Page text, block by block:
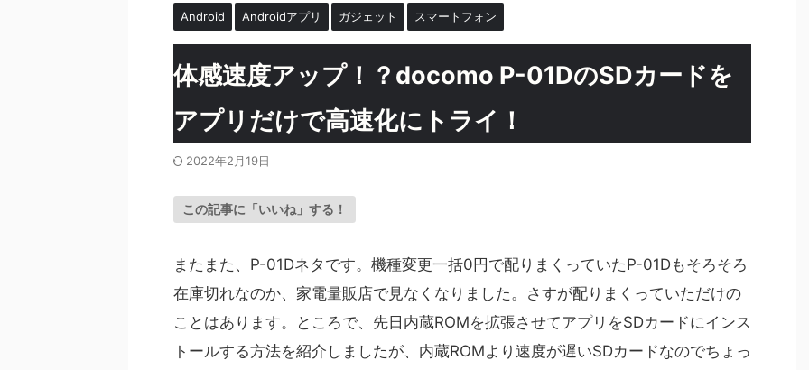
Android Androidアプリ ガジェット スマートフォン
体感速度アップ！？docomo P-01DのSDカードを
アプリだけで高速化にトライ！
2022年2月19日
この記事に「いいね」する！
またまた、P-01Dネタです。機種変更一括0円で配りまくっていたP-01Dもそろそろ
在庫切れなのか、家電量販店で見なくなりました。さすが配りまくっていただけの
ことはあります。ところで、先日内蔵ROMを拡張させてアプリをSDカードにインス
トールする方法を紹介しましたが、内蔵ROMより速度が遅いSDカードなのでちょっ